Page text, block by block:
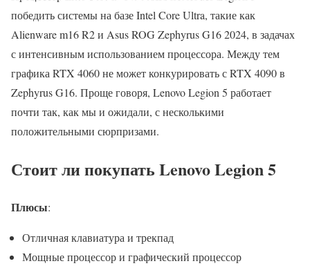
победить системы на базе Intel Core Ultra, такие как
Alienware m16 R2 и Asus ROG Zephyrus G16 2024, в задачах
с интенсивным использованием процессора. Между тем
графика RTX 4060 не может конкурировать с RTX 4090 в
Zephyrus G16. Проще говоря, Lenovo Legion 5 работает
почти так, как мы и ожидали, с несколькими
положительными сюрпризами.
Стоит ли покупать Lenovo Legion 5
Плюсы:
Отличная клавиатура и трекпад
Мощные процессор и графический процессор